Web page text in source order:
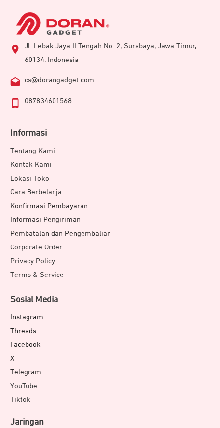
Jl. Lebak Jaya II Tengah No. 2, Surabaya, Jawa Timur,
60134, Indonesia
cs@dorangadget.com
087834601568
Informasi
Tentang Kami
Kontak Kami
Lokasi Toko
Cara Berbelanja
Konfirmasi Pembayaran
Informasi Pengiriman
Pembatalan dan Pengembalian
Corporate Order
Privacy Policy
Terms & Service
Sosial Media
Instagram
Threads
Facebook
X
Telegram
YouTube
Tiktok
Jaringan